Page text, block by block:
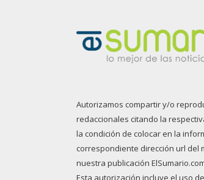
Autorizamos compartir y/o
redaccionales citando la
la condición de colocar en la
correspondiente dirección url del
nuestra publicación
Esta autorización incluye el uso